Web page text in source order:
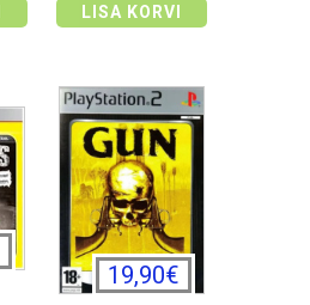
LISA KORVI
19,90€